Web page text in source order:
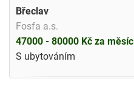
Břeclav
Fosfa a.s.
47000 - 80000 Kč za měsíc
S ubytováním